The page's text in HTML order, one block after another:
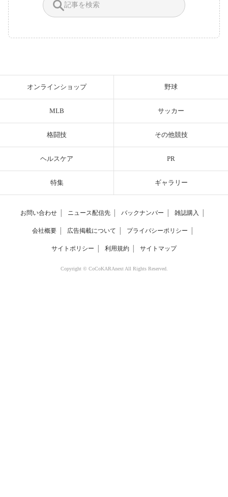
オンラインショップ 野球
MLB サッカー
格闘技 その他競技
ヘルスケア PR
特集 ギャラリー
お問い合わせ ニュース配信先 バックナンバー 雑誌購入
会社概要 広告掲載について プライバシーポリシー
サイトポリシー 利用規約 サイトマップ
Copyright © CoCoKARAnext All Rights Reserved.